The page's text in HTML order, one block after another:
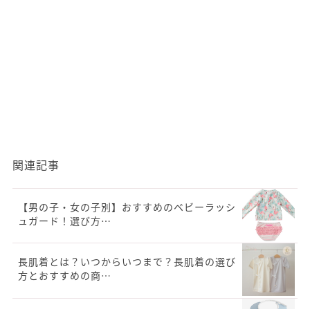
関連記事
【男の子・女の子別】おすすめのベビーラッシ
ュガード！選び方…
長肌着とは？いつからいつまで？長肌着の選び
方とおすすめの商…